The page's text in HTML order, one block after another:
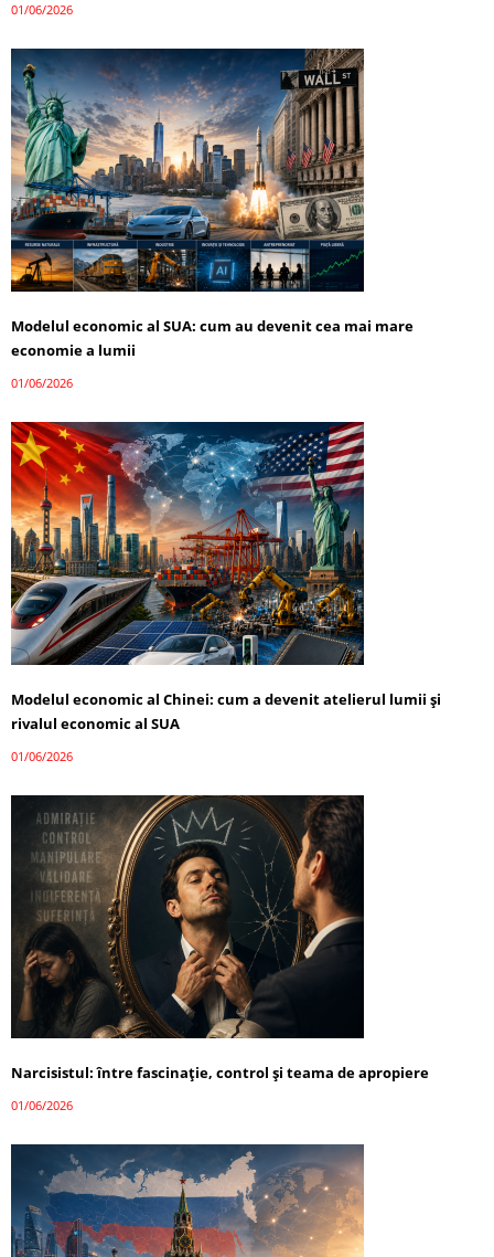
01/06/2026
Modelul economic al SUA: cum au devenit cea mai mare
economie a lumii
01/06/2026
Modelul economic al Chinei: cum a devenit atelierul lumii și
rivalul economic al SUA
01/06/2026
Narcisistul: între fascinație, control și teama de apropiere
01/06/2026